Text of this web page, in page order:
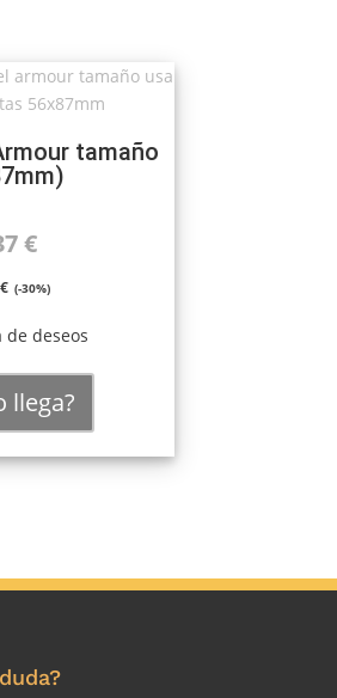
tamaño
€.
€El
precio
actual
1,37 €.
€ (-30%)
deseos
llega?